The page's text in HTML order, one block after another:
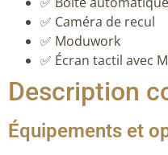
✅ Caméra de recul
✅ Moduwork
✅ Écran tactil avec
Description
Équipements et